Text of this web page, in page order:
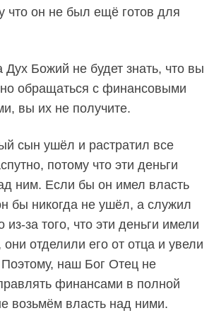
что он не был ещё готов для
Дух Божий не будет знать, что вы
обращаться с финансовыми
вы их не получите.
сын ушёл и растратил все
потому что эти деньги
ним. Если бы он имел власть
бы никогда не ушёл, а служил
за того, что эти деньги имели
отделили его от отца и увели
Поэтому, наш Бог Отец не
финансами в полной
возьмём власть над ними.